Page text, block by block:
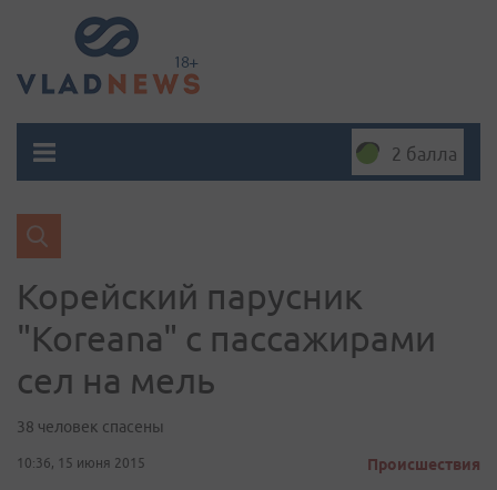
2 балла
Корейский парусник
"Koreana" c пассажирами
сел на мель
38 человек спасены
10:36, 15 июня 2015 Происшествия